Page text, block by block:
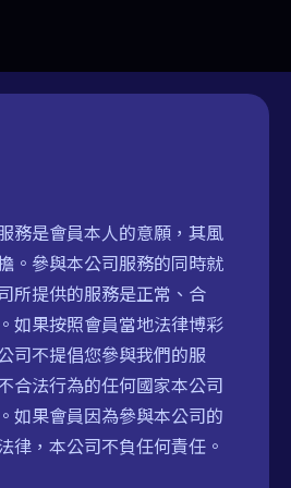
務是會員本人的意願，其風
。參與本公司服務的同時就
所提供的服務是正常、合
如果按照會員當地法律博彩
司不提倡您參與我們的服
合法行為的任何國家本公司
如果會員因為參與本公司的
律，本公司不負任何責任。